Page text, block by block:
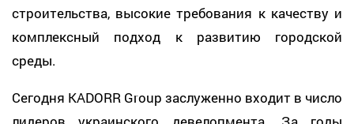
строительства, высокие требования к качеству и
комплексный подход к развитию городской
среды.
Сегодня KADORR Group заслуженно входит в число